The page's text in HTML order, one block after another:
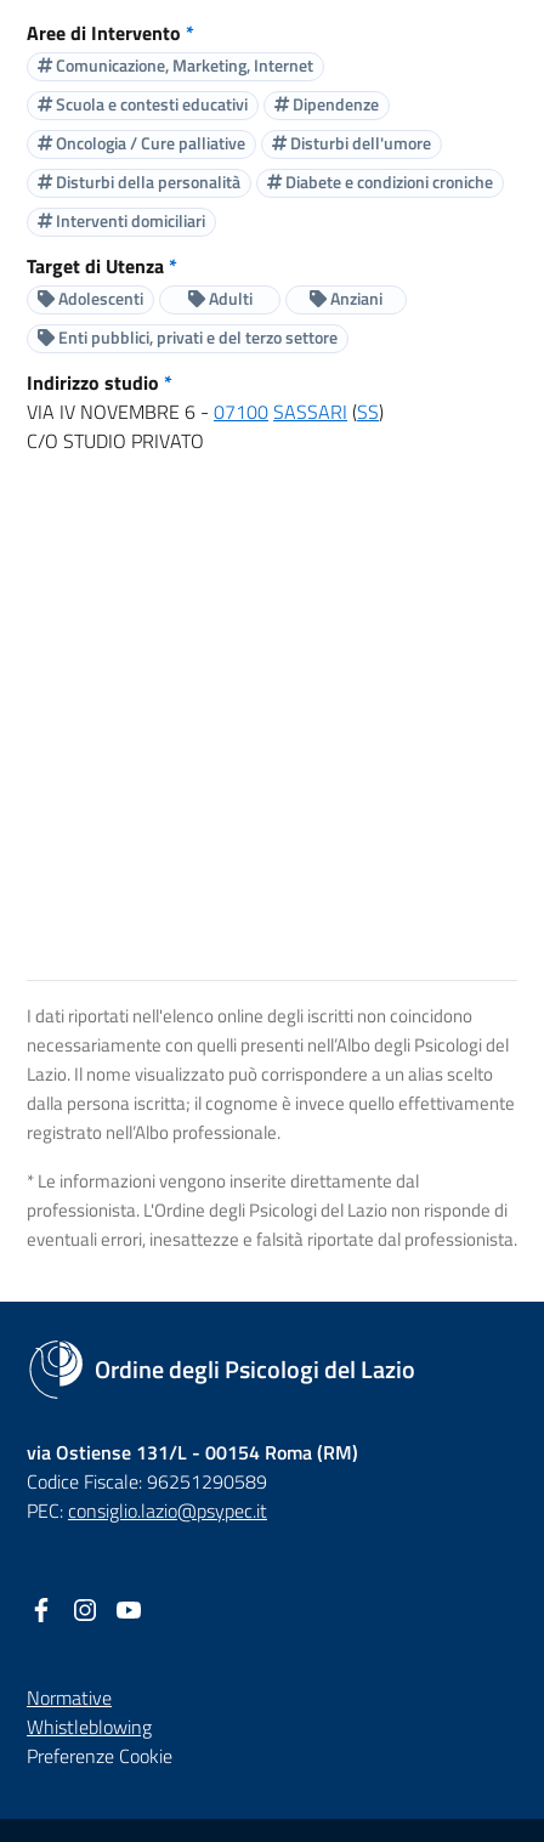
Aree di Intervento *
Comunicazione, Marketing, Internet
Scuola e contesti educativi
Dipendenze
Oncologia / Cure palliative
Disturbi dell'umore
Disturbi della personalità
Diabete e condizioni croniche
Interventi domiciliari
Target di Utenza*
Adolescenti Adulti
Anziani
Enti pubblici, privati e del terzo settore
Indirizzo studio *
VIA IV NOVEMBRE 6 - 07100SASSARI (SS)
C/O STUDIO PRIVATO
I dati riportati nell'elenco online degli iscritti non coincidono
necessariamente con quelli presenti nell’Albo degli Psicologi del
Lazio. Il nome visualizzato può corrispondere a un alias scelto
dalla persona iscritta; il cognome è invece quello effettivamente
registrato nell’Albo professionale.
* Le informazioni vengono inserite direttamente dal
professionista. L'Ordine degli Psicologi del Lazio non risponde di
eventuali errori, inesattezze e falsità riportate dal professionista.
Ordine degli Psicologi del Lazio
via Ostiense 131/L - 00154 Roma (RM)
Codice Fiscale: 96251290589
PEC:consiglio.lazio@psypec.it
Facebook
(nuova scheda - new tab)
Instagram
(nuova scheda - new tab)
Normative
Whistleblowing(nuova scheda - new tab)
Preferenze Cookie